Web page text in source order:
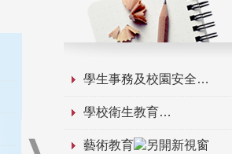
學生事務及校園安全
學校衛生教育
藝術教育